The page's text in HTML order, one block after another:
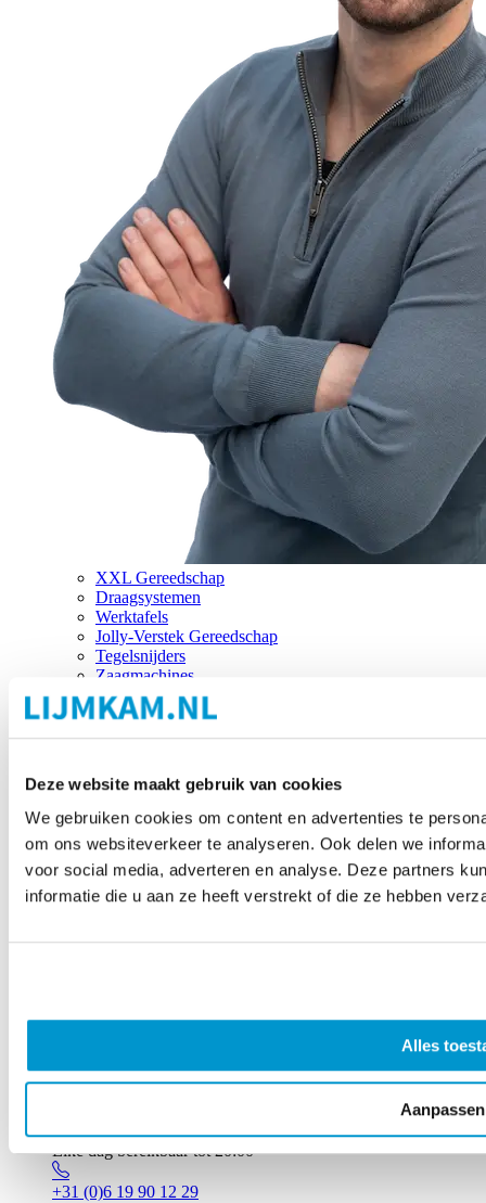
Deze website maakt gebruik van cookies
We gebruiken cookies om content en advertenties te
om ons websiteverkeer te analyseren. Ook delen we
voor social media, adverteren en analyse. Deze partners
informatie die u aan ze heeft verstrekt of die ze hebben
Alles
Aanpassen
XXL Gereedschap
Draagsystemen
Werktafels
Jolly-Verstek Gereedschap
Tegelsnijders
Zaagmachines
Merken
Elke dag bereikbaar tot 20:00
+31 (0)6 19 90 12 29